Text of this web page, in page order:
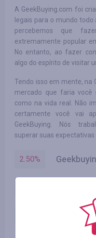
A GeekBuying.com foi
legais para o mundo
percebemos que
extremamente popular
No entanto, ao fazer
algo do espírito de visitar
Tendo isso em mente, na
mercado que faria
como na vida real. Não
certamente você vai
GeekBuying. Nós
superar suas expectativas
2.50%